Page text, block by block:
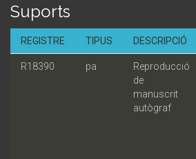
Suports
REGISTRE TIPUS DESCRIPCIÓ
R18390 pa
Reproducció
de
manuscrit
autògraf